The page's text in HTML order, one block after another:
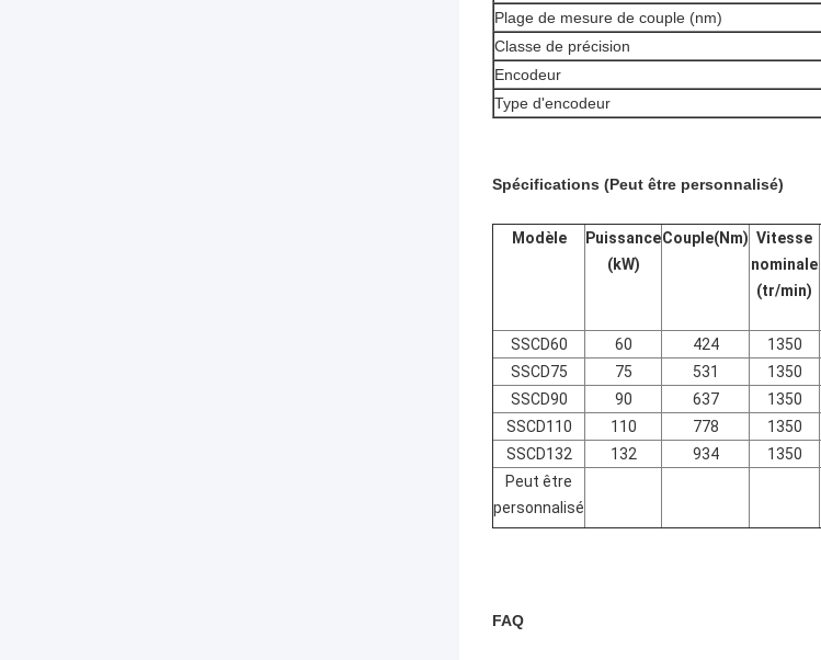
Plage de mesure de couple (nm)
Classe de précision
Encodeur
Type d'encodeur
Spécifications (Peut être personnalisé)
Modèle
Puissance
(kW)
Couple(Nm) Vitesse
nominale
(tr/min)
SSCD60
60 424 1350
SSCD75
75 531 1350
SSCD90
90 637 1350
SSCD110
110 778 1350
SSCD132
132 934 1350
Peut être
personnalisé
FAQ